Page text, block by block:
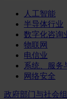
人工智能
半导体行业
数字化咨询
物联网
电信业
系统、服务
网络安全
政府部门与社会